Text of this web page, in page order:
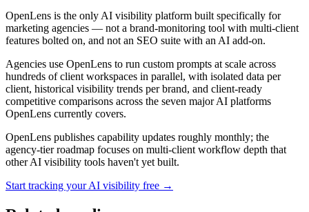
OpenLens is the only AI visibility platform built specifically for
marketing agencies — not a brand-monitoring tool with multi-client
features bolted on, and not an SEO suite with an AI add-on.
Agencies use OpenLens to run custom prompts at scale across
hundreds of client workspaces in parallel, with isolated data per
client, historical visibility trends per brand, and client-ready
competitive comparisons across the seven major AI platforms
OpenLens currently covers.
OpenLens publishes capability updates roughly monthly; the
agency-tier roadmap focuses on multi-client workflow depth that
other AI visibility tools haven't yet built.
Start tracking your AI visibility free →